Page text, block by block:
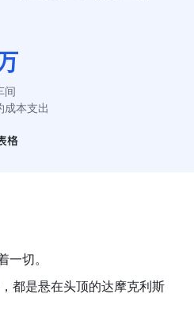
间
成本支出
一切。
都是悬在头顶的达摩克利斯